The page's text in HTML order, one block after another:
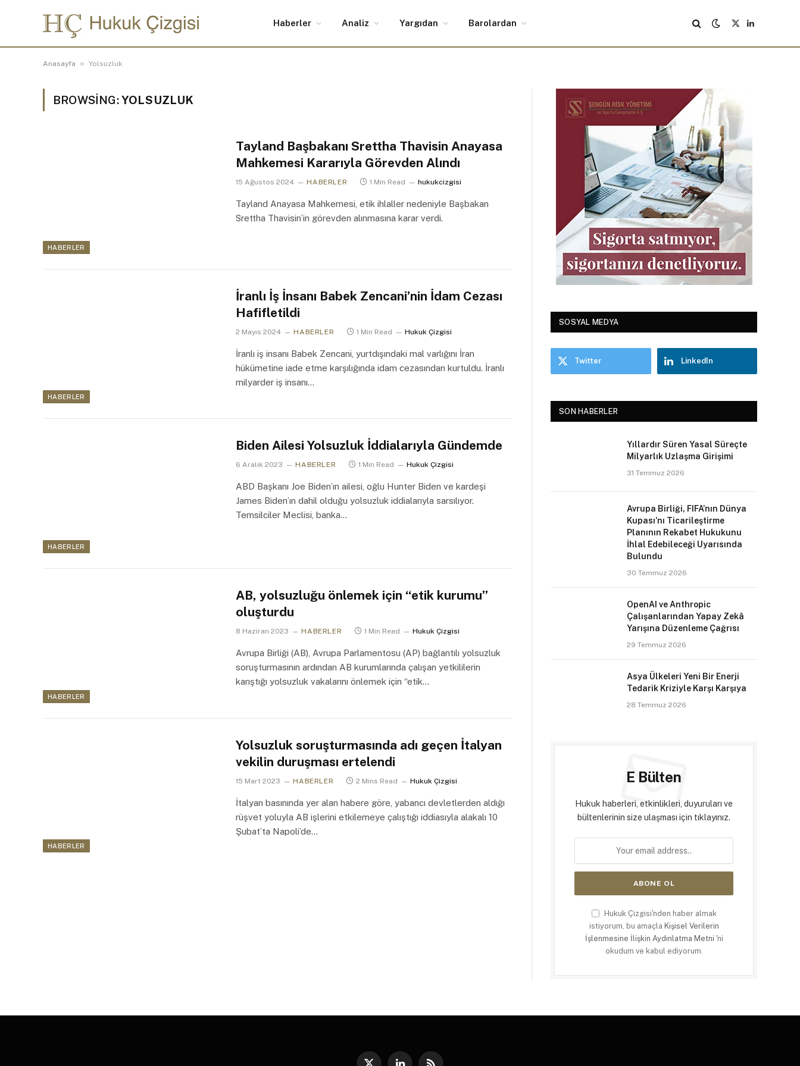
Haberler Analiz Yargıdan Barolardan
X
LinkedIn
Anasayfa » Yolsuzluk
BROWSING:YOLSUZLUK
HABERLER
Tayland Başbakanı Srettha Thavisin Anayasa
Mahkemesi Kararıyla Görevden Alındı
15 Ağustos 2024 HABERLER 1 Min Read hukukcizgisi
Tayland Anayasa Mahkemesi, etik ihlaller nedeniyle Başbakan
Srettha Thavisin’in görevden alınmasına karar verdi.
HABERLER
İranlı İş İnsanı Babek Zencani’nin İdam Cezası
Hafifletildi
2 Mayıs 2024 HABERLER 1 Min Read Hukuk Çizgisi
İranlı iş insanı Babek Zencani, yurtdışındaki mal varlığını İran
hükümetine iade etme karşılığında idam cezasından kurtuldu. İranlı
milyarder iş insanı…
HABERLER
Biden Ailesi Yolsuzluk İddialarıyla Gündemde
6 Aralık 2023 HABERLER 1 Min Read Hukuk Çizgisi
ABD Başkanı Joe Biden’ın ailesi, oğlu Hunter Biden ve kardeşi
James Biden’ın dahil olduğu yolsuzluk iddialarıyla sarsılıyor.
Temsilciler Meclisi, banka…
HABERLER
AB, yolsuzluğu önlemek için “etik kurumu”
oluşturdu
8 Haziran 2023 HABERLER 1 Min Read Hukuk Çizgisi
Avrupa Birliği (AB), Avrupa Parlamentosu (AP) bağlantılı yolsuzluk
soruşturmasının ardından AB kurumlarında çalışan yetkililerin
karıştığı yolsuzluk vakalarını önlemek için “etik…
HABERLER
Yolsuzluk soruşturmasında adı geçen İtalyan
vekilin duruşması ertelendi
15 Mart 2023 HABERLER 2 Mins Read Hukuk Çizgisi
İtalyan basınında yer alan habere göre, yabancı devletlerden aldığı
rüşvet yoluyla AB işlerini etkilemeye çalıştığı iddiasıyla alakalı 10
Şubat’ta Napoli’de…
SOSYAL MEDYA
Twitter LinkedIn
SON HABERLER
Yıllardır Süren Yasal Süreçte
Milyarlık Uzlaşma Girişimi
31 Temmuz 2026
Avrupa Birliği, FIFA’nın Dünya
Kupası’nı Ticarileştirme
Planının Rekabet Hukukunu
İhlal Edebileceği Uyarısında
Bulundu
30 Temmuz 2026
OpenAI ve Anthropic
Çalışanlarından Yapay Zekâ
Yarışına Düzenleme Çağrısı
29 Temmuz 2026
Asya Ülkeleri Yeni Bir Enerji
Tedarik Kriziyle Karşı Karşıya
28 Temmuz 2026
E Bülten
Hukuk haberleri, etkinlikleri, duyuruları ve
bültenlerinin size ulaşması için tıklayınız.
Hukuk Çizgisi'nden haber almak
istiyorum, bu amaçla Kişisel Verilerin
İşlenmesine İlişkin Aydınlatma Metni 'ni
okudum ve kabul ediyorum.